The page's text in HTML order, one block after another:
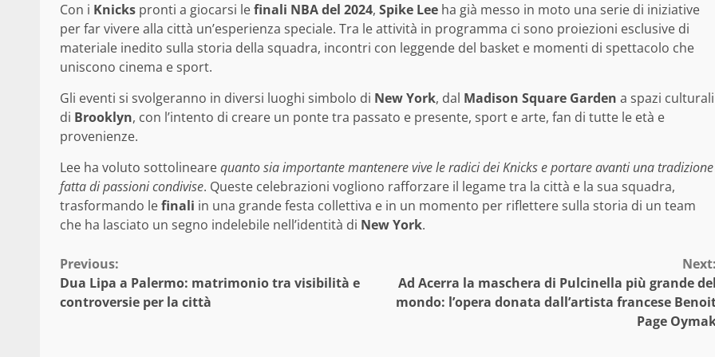
Con i Knicks pronti a giocarsi lefinali NBA del 2024, Spike Lee ha già messo in moto una serie di iniziative
per far vivere alla città un’esperienza speciale. Tra le attività in programma ci sono proiezioni esclusive di
materiale inedito sulla storia della squadra, incontri con leggende del basket e momenti di spettacolo che
uniscono cinema e sport.
Gli eventi si svolgeranno in diversi luoghi simbolo di New York, dal Madison Square Garden a spazi culturali
di Brooklyn, con l’intento di creare un ponte tra passato e presente, sport e arte, fan di tutte le età e
provenienze.
Lee ha voluto sottolinearequanto sia importante mantenere vive le radici dei Knicks e portare avanti una tradizione
fatta di passioni condivise. Queste celebrazioni vogliono rafforzare il legame tra la città e la sua squadra,
trasformando lefinali in una grande festa collettiva e in un momento per riflettere sulla storia di un team
che ha lasciato un segno indelebile nell’identità di New York.
Continue
Reading
Previous:
Dua Lipa a Palermo: matrimonio tra visibilità e
controversie per la città
Next:
Ad Acerra la maschera di Pulcinella più grande del
mondo: l’opera donata dall’artista francese
Page